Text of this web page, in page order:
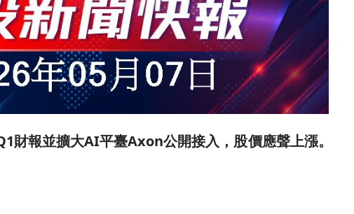
財報並擴大AI平臺Axon公開接入，股價應聲上漲。